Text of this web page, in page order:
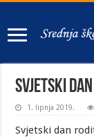
SVJETSKI
1. lipnja 2019.
Svjetski dan